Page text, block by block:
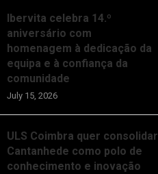
Ibervita celebra 14.º
aniversário com
homenagem à dedicação da
equipa e à confiança da
comunidade
July 15, 2026
ULS Coimbra quer consolidar
Cantanhede como polo de
conhecimento e inovação